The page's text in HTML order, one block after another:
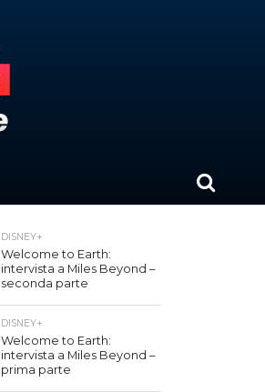
DISNEY+
Welcome to Earth:
intervista a Miles Beyond –
seconda parte
DISNEY+
Welcome to Earth:
intervista a Miles Beyond –
prima parte